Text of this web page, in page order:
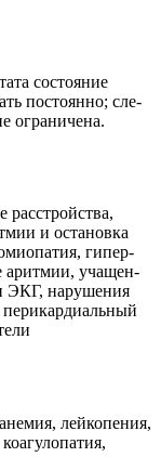
состо­я­ние
посто­янно; сле­
ограничена.
и оста­новка
гипер­
аритмии, учащен­
ЭКГ, нару­ше­ния
лейкопе­ния,